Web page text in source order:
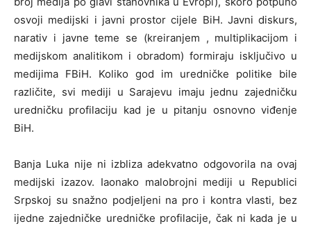
osvoji medijski i javni prostor cijele BiH. Javni diskurs,
narativ i javne teme se (kreiranjem , multiplikacijom i
medijskom analitikom i obradom) formiraju isključivo u
medijima FBiH. Koliko god im uredničke politike bile
različite, svi mediji u Sarajevu imaju jednu zajedničku
uredničku profilaciju kad je u pitanju osnovno viđenje
BiH.
Banja Luka nije ni izbliza adekvatno odgovorila na ovaj
medijski izazov. Iaonako malobrojni mediji u Republici
Srpskoj su snažno podjeljeni na pro i kontra vlasti, bez
ijedne zajedničke uredničke profilacije, čak ni kada je u